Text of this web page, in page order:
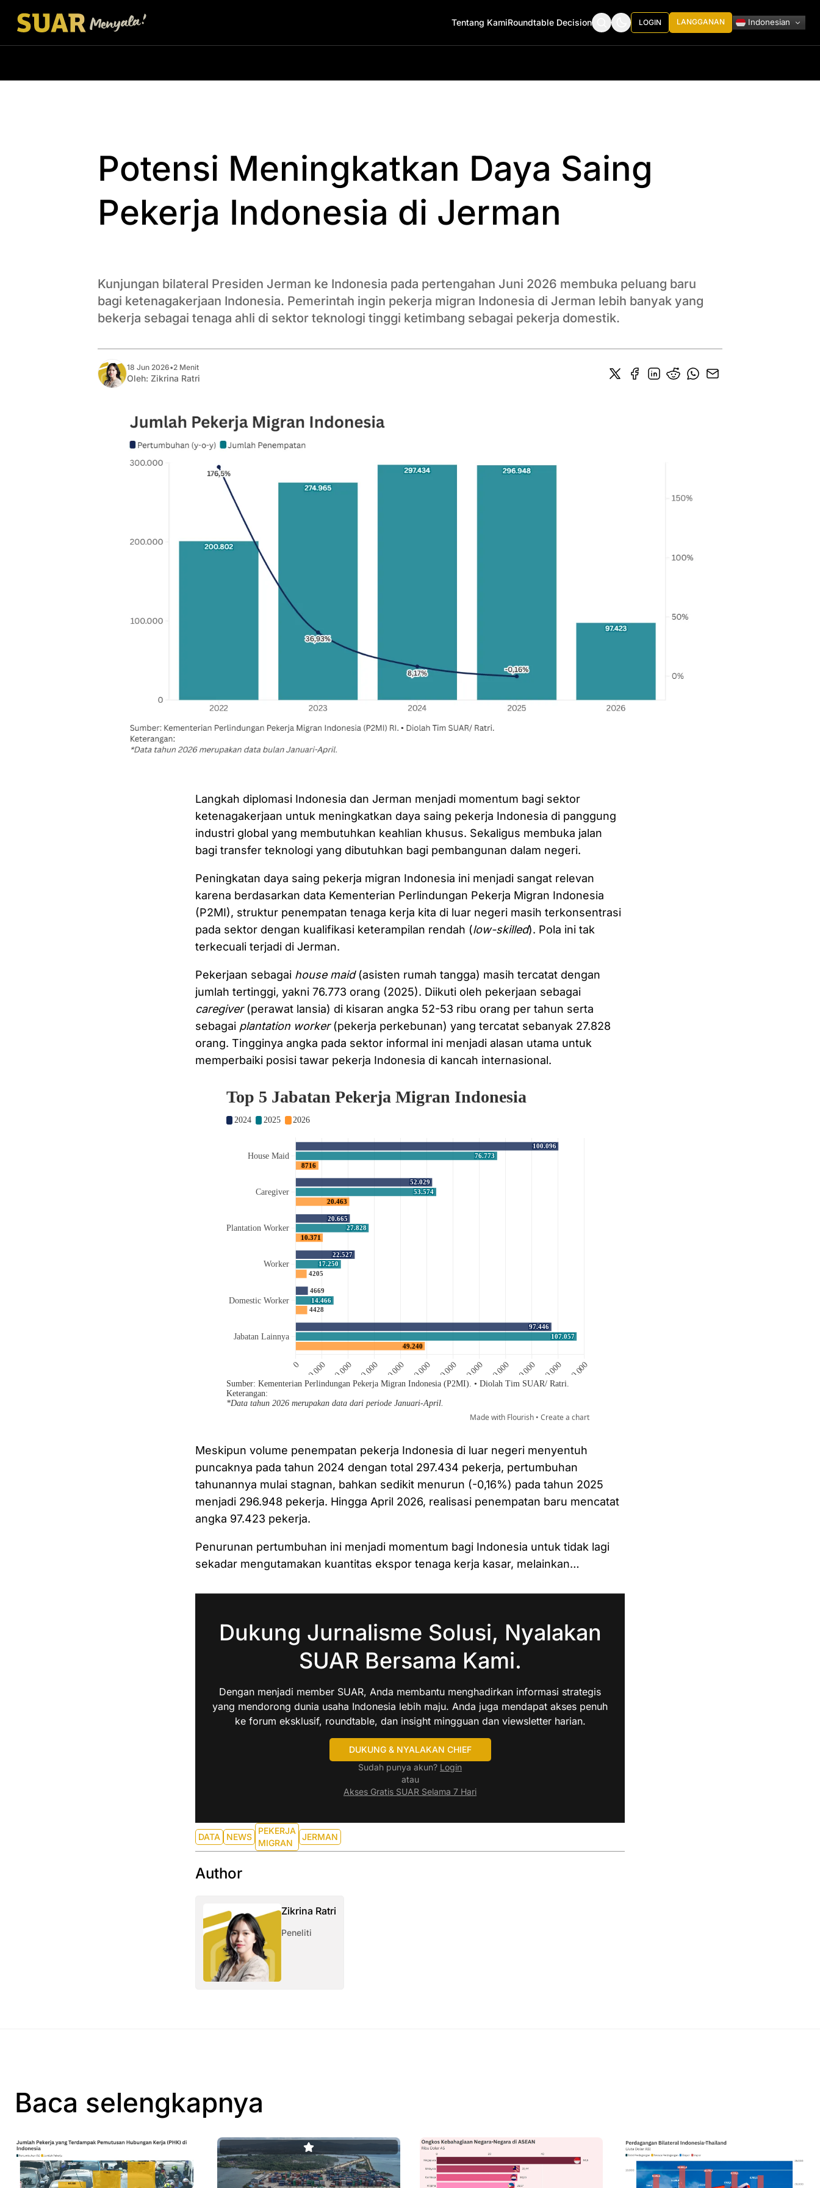
Tentang KamiRoundtable Decision LOGIN LANGGANAN Indonesian
Potensi Meningkatkan Daya Saing
Pekerja Indonesia di Jerman
Kunjungan bilateral Presiden Jerman ke Indonesia pada pertengahan Juni 2026 membuka peluang baru
bagi ketenagakerjaan Indonesia. Pemerintah ingin pekerja migran Indonesia di Jerman lebih banyak yang
bekerja sebagai tenaga ahli di sektor teknologi tinggi ketimbang sebagai pekerja domestik.
18 Jun 2026•2 Menit
Oleh: Zikrina Ratri
Langkah diplomasi Indonesia dan Jerman menjadi momentum bagi sektor
ketenagakerjaan untuk meningkatkan daya saing pekerja Indonesia di panggung
industri global yang membutuhkan keahlian khusus. Sekaligus membuka jalan
bagi transfer teknologi yang dibutuhkan bagi pembangunan dalam negeri.
Peningkatan daya saing pekerja migran Indonesia ini menjadi sangat relevan
karena berdasarkan data Kementerian Perlindungan Pekerja Migran Indonesia
(P2MI), struktur penempatan tenaga kerja kita di luar negeri masih terkonsentrasi
pada sektor dengan kualifikasi keterampilan rendah (low-skilled). Pola ini tak
terkecuali terjadi di Jerman.
Pekerjaan sebagai house maid(asisten rumah tangga) masih tercatat dengan
jumlah tertinggi, yakni 76.773 orang (2025). Diikuti oleh pekerjaan sebagai
caregiver(perawat lansia) di kisaran angka 52-53 ribu orang per tahun serta
sebagai plantation worker(pekerja perkebunan) yang tercatat sebanyak 27.828
orang. Tingginya angka pada sektor informal ini menjadi alasan utama untuk
memperbaiki posisi tawar pekerja Indonesia di kancah internasional.
Meskipun volume penempatan pekerja Indonesia di luar negeri menyentuh
puncaknya pada tahun 2024 dengan total 297.434 pekerja, pertumbuhan
tahunannya mulai stagnan, bahkan sedikit menurun (-0,16%) pada tahun 2025
menjadi 296.948 pekerja. Hingga April 2026, realisasi penempatan baru mencatat
angka 97.423 pekerja.
Penurunan pertumbuhan ini menjadi momentum bagi Indonesia untuk tidak lagi
sekadar mengutamakan kuantitas ekspor tenaga kerja kasar, melainkan…
Dukung Jurnalisme Solusi, Nyalakan
SUAR Bersama Kami.
Dengan menjadi member SUAR, Anda membantu menghadirkan informasi strategis
yang mendorong dunia usaha Indonesia lebih maju. Anda juga mendapat akses penuh
ke forum eksklusif, roundtable, dan insight mingguan dan viewsletter harian.
DUKUNG & NYALAKAN CHIEF
Sudah punya akun? Login
atau
Akses Gratis SUAR Selama 7 Hari
DATA NEWS
PEKERJA
MIGRAN
JERMAN
Author
Zikrina Ratri
Peneliti
Baca selengkapnya